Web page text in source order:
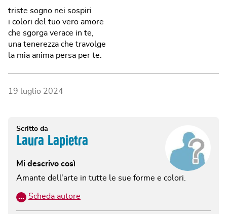
triste sogno nei sospiri
i colori del tuo vero amore
che sgorga verace in te,
una tenerezza che travolge
la mia anima persa per te.
19 luglio 2024
Scritto da
Laura Lapietra
Mi descrivo così
Amante dell'arte in tutte le sue forme e colori.
… Scheda autore